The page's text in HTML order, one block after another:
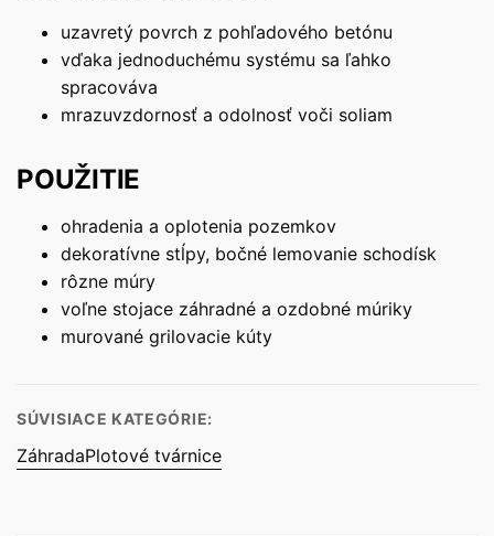
uzavretý povrch z pohľadového betónu
vďaka jednoduchému systému sa ľahko
spracováva
mrazuvzdornosť a odolnosť voči soliam
POUŽITIE
ohradenia a oplotenia pozemkov
dekoratívne stĺpy, bočné lemovanie schodísk
rôzne múry
voľne stojace záhradné a ozdobné múriky
murované grilovacie kúty
SÚVISIACE KATEGÓRIE:
ZáhradaPlotové tvárnice